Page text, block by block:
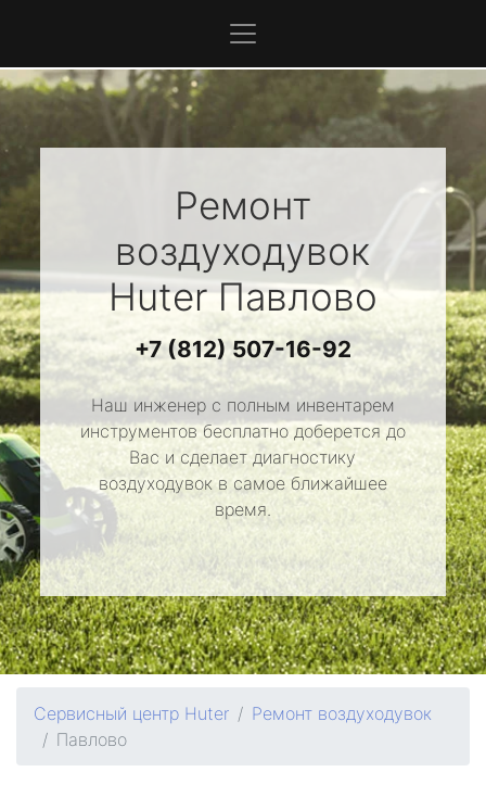
Ремонт
воздуходувок
HuterПавлово
+7 (812) 507-16-92
Наш инженер с полным инвентарем
инструментов бесплатно доберется до
Вас и сделает диагностику
воздуходувок в самое ближайшее
время.
Сервисный центр Huter
Ремонт воздуходувок
Павлово